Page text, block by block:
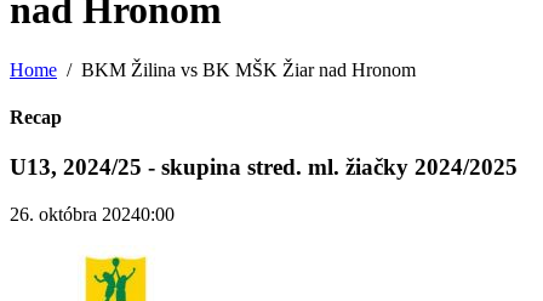
nad Hronom
Home BKM Žilina vs BK MŠK Žiar nad Hronom
Recap
U13, 2024/25 - skupina stred. ml. žiačky 2024/2025
26. októbra 20240:00